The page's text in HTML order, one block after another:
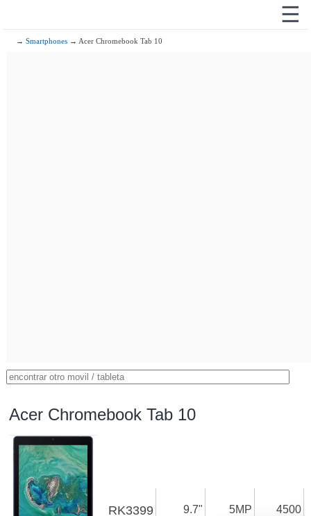
☰
→Smartphones → Acer Chromebook Tab 10
Acer Chromebook Tab 10
RK3399 9.7" 5MP
4500